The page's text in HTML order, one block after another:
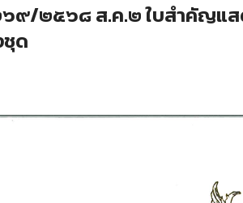
๖๙/๒๕๖๘ ส.ค.๒ ใบสำคัญแ
ด